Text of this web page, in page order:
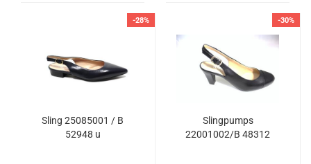
-28%
Sling 25085001 / B
52948 u
-30%
Slingpumps
22001002/B 48312